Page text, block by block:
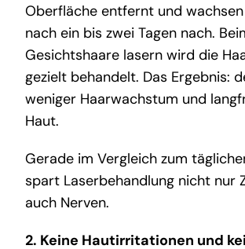
Oberfläche entfernt und
nach ein bis zwei Tagen nach.
Gesichtshaare lasern wird die
gezielt behandelt. Das Ergebnis:
weniger Haarwachstum und
Haut.
Gerade im Vergleich zum
spart Laserbehandlung nicht nur
auch Nerven.
2. Keine Hautirritationen und